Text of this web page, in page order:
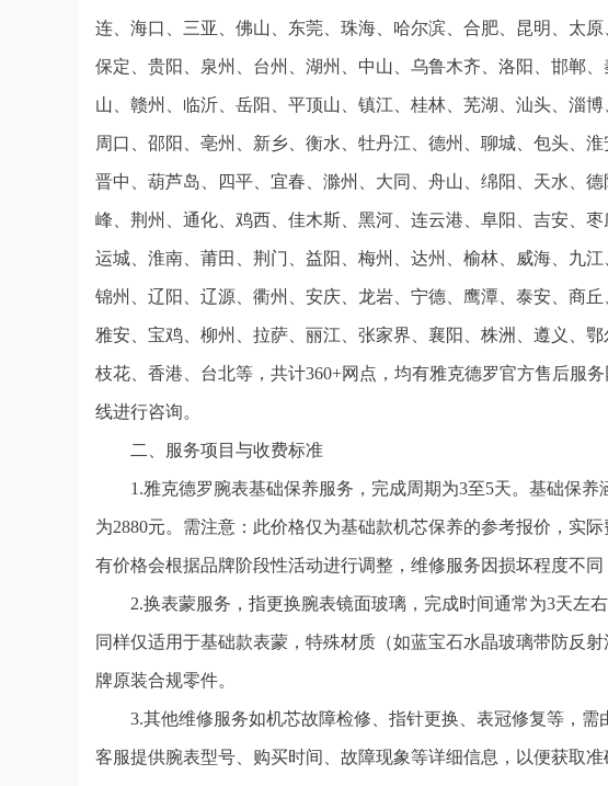
连、海口、三亚、佛山、东莞、珠海、哈尔滨、合肥、昆明、太
保定、贵阳、泉州、台州、湖州、中山、乌鲁木齐、洛阳、邯郸
山、赣州、临沂、岳阳、平顶山、镇江、桂林、芜湖、汕头、淄
周口、邵阳、亳州、新乡、衡水、牡丹江、德州、聊城、包头、
晋中、葫芦岛、四平、宜春、滁州、大同、舟山、绵阳、天水、
峰、荆州、通化、鸡西、佳木斯、黑河、连云港、阜阳、吉安、
运城、淮南、莆田、荆门、益阳、梅州、达州、榆林、威海、九
锦州、辽阳、辽源、衢州、安庆、龙岩、宁德、鹰潭、泰安、商
雅安、宝鸡、柳州、拉萨、丽江、张家界、襄阳、株洲、遵义、
枝花、香港、台北等，共计360+网点，均有雅克德罗官方售后服
线进行咨询。
二、服务项目与收费标准
1.雅克德罗腕表基础保养服务，完成周期为3至5天。基础保
为2880元。需注意：此价格仅为基础款机芯保养的参考报价，实
有价格会根据品牌阶段性活动进行调整，维修服务因损坏程度不
2.换表蒙服务，指更换腕表镜面玻璃，完成时间通常为3天左
同样仅适用于基础款表蒙，特殊材质（如蓝宝石水晶玻璃带防反
牌原装合规零件。
3.其他维修服务如机芯故障检修、指针更换、表冠修复等，
客服提供腕表型号、购买时间、故障现象等详细信息，以便获取